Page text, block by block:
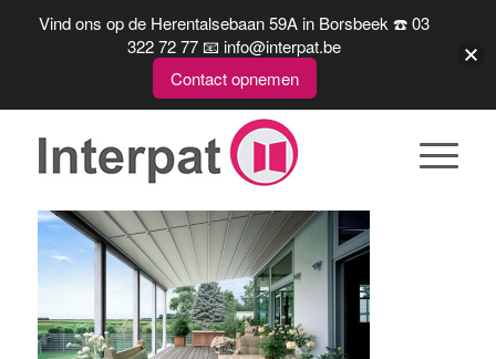
Vind ons op de Herentalsebaan 59A in Borsbeek ☎️ 03
322 72 77 📧 info@interpat.be
Contact opnemen